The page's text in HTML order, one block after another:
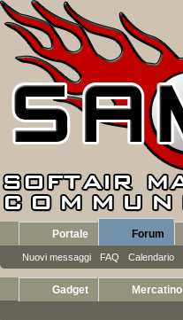
Portale Forum
Nuovi messaggi FAQ Calendario
Gadget Mercatino